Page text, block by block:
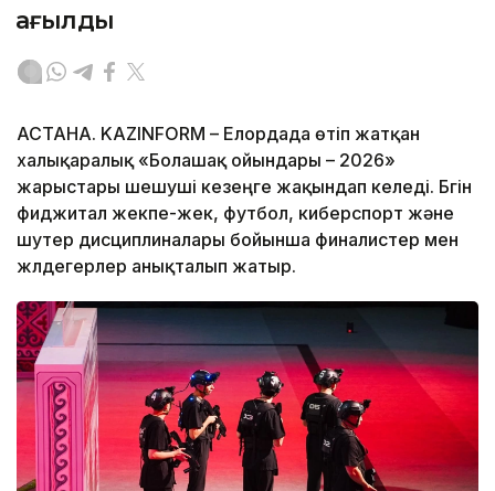
қағылды
АСТАНА. KAZINFORM – Елордада өтіп жатқан
халықаралық «Болашақ ойындары – 2026»
жарыстары шешуші кезеңге жақындап келеді. Бүгін
фиджитал жекпе-жек, футбол, киберспорт және
шутер дисциплиналары бойынша финалистер мен
жүлдегерлер анықталып жатыр.